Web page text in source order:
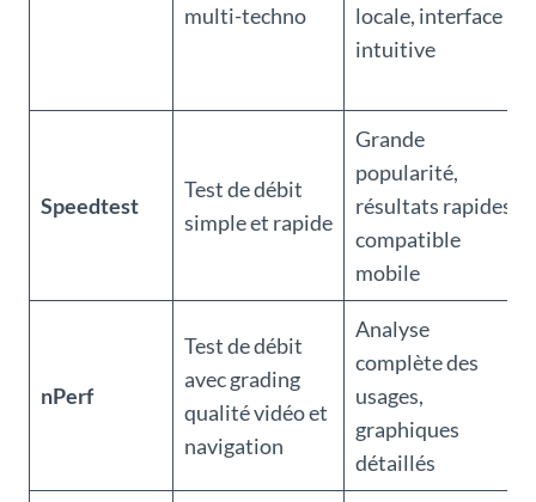
multi-techno
locale, interface
intuitive
Speedtest
Test de débit
simple et rapide
Grande
popularité,
résultats rapides,
compatible
mobile
nPerf
Test de débit
avec grading
qualité vidéo et
navigation
Analyse
complète des
usages,
graphiques
détaillés